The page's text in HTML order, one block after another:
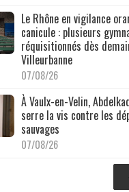
Le Rhône en vigilance
canicule : plusieurs
réquisitionnés dès
Villeurbanne
07/08/26
À Vaulx-en-Velin,
serre la vis contre les
sauvages
07/08/26